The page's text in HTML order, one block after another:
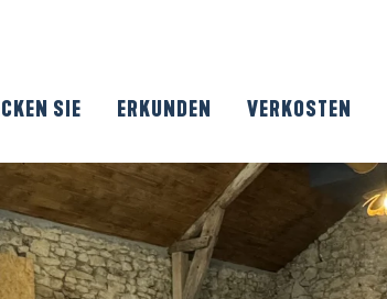
SIE ERKUNDEN VERKOSTEN